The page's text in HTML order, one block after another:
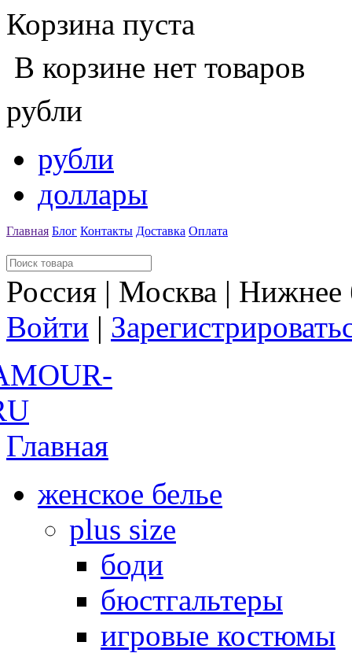
Корзина пуста
В корзине нет товаров
рубли
рубли
доллары
Главная Блог Контакты Доставка Оплата
Россия | Москва |
Войти |
Главная
женское белье
plus size
боди
бюстгальтеры
игровые костюмы